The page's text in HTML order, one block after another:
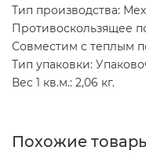
Тип производства:
Противоскользящее
Совместим с теплым
Тип упаковки:
Вес 1 кв.м.: 2,06 кг.
Похожие